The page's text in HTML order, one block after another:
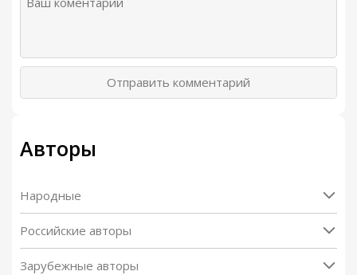
Отправить комментарий
Авторы
Народные
Российские авторы
Зарубежные авторы